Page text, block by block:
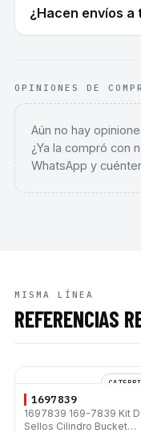
¿Hacen envíos a
OPINIONES DE
Aún no hay
¿Ya la compró con
WhatsApp y
MISMA LÍNEA
REFERENCIAS
1697839
1697839 169-7839 Kit
Sellos Cilindro Bucket